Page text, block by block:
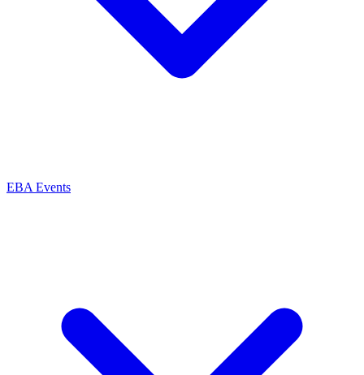
EBA Events